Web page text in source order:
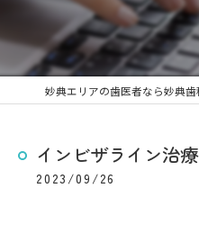
インビザライン治療
2023/09/26